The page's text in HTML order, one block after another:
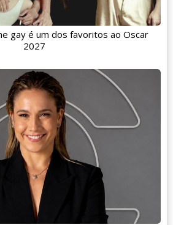
gay é um dos favoritos ao Oscar
2027